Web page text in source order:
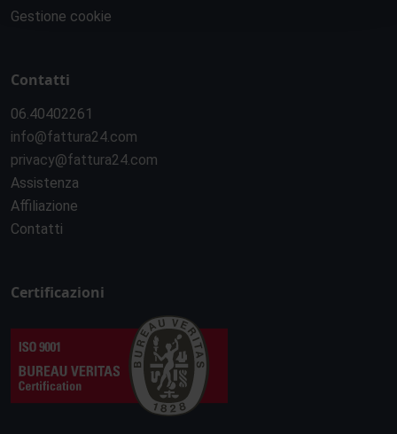
Gestione cookie
Contatti
06.40402261
info@fattura24.com
privacy@fattura24.com
Assistenza
Affiliazione
Contatti
Certificazioni